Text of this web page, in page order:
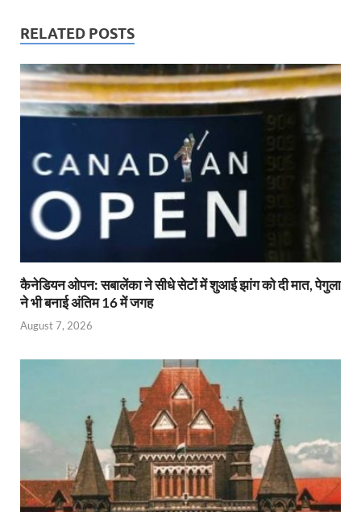
RELATED POSTS
कैनेडियन ओपन: सबालेंका ने सीधे सेटों में शुआई झांग को दी मात, पेगुला
ने भी बनाई अंतिम 16 में जगह
August 7, 2026